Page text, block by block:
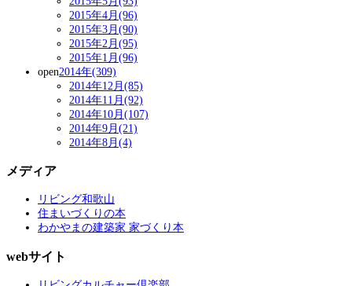
2015年4月(96)
2015年3月(90)
2015年2月(95)
2015年1月(96)
open2014年(309)
2014年12月(85)
2014年11月(92)
2014年10月(107)
2014年9月(21)
2014年8月(4)
メディア
リビング和歌山
住まいづくりの本
わかやまの建築家 家づくり本
webサイト